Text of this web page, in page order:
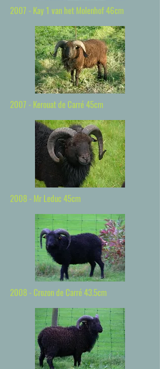
2007 - Kay 1 van het Molenhof 46cm
2007 - Kerouat de Carré 45cm
2008 - Mr Leduc 45cm
2008 - Crozon de Carré 43.5cm